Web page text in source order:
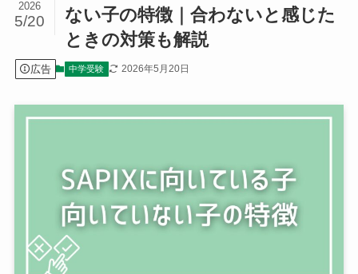
ない子の特徴｜合わないと感じた
ときの対策も解説
2026
5/20
広告 中学受験 2026年5月20日